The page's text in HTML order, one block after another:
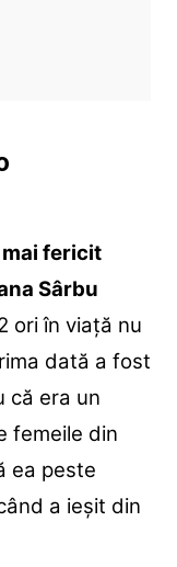
mai fericit
Sârbu
ori în viață nu
dată a fost
că era un
femeile din
ea peste
a ieșit din